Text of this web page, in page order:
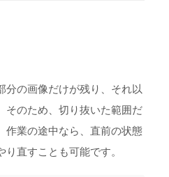
分の画像だけが残り、それ以
そのため、切り抜いた範囲だ
作業の途中なら、直前の状態
直すことも可能です。